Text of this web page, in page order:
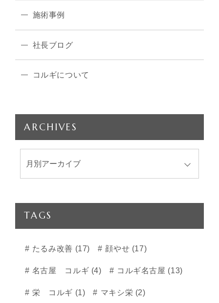
施術事例
社長ブログ
コルギについて
ARCHIVES
TAGS
たるみ改善 (17) 顔やせ (17)
名古屋 コルギ (4) コルギ名古屋 (13)
栄 コルギ (1) マキシ栄 (2)